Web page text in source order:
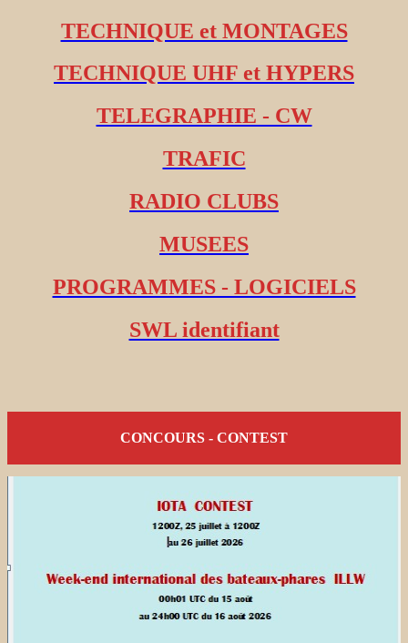
TECHNIQUE et MONTAGES
TECHNIQUE UHF et HYPERS
TELEGRAPHIE - CW
TRAFIC
RADIO CLUBS
MUSEES
PROGRAMMES - LOGICIELS
SWL identifiant
CONCOURS - CONTEST